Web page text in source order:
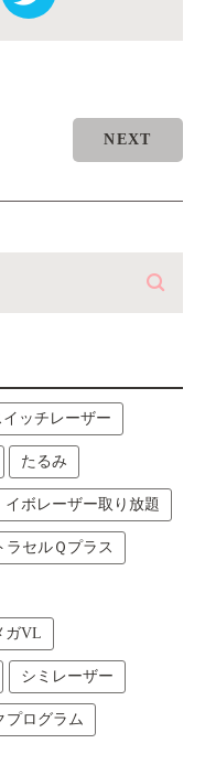
NEXT
イッチレーザー
たるみ
イボレーザー取り放題
ラセルＱプラス
ガVL
シミレーザー
プログラム